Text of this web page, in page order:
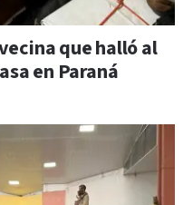
que halló al
en Paraná